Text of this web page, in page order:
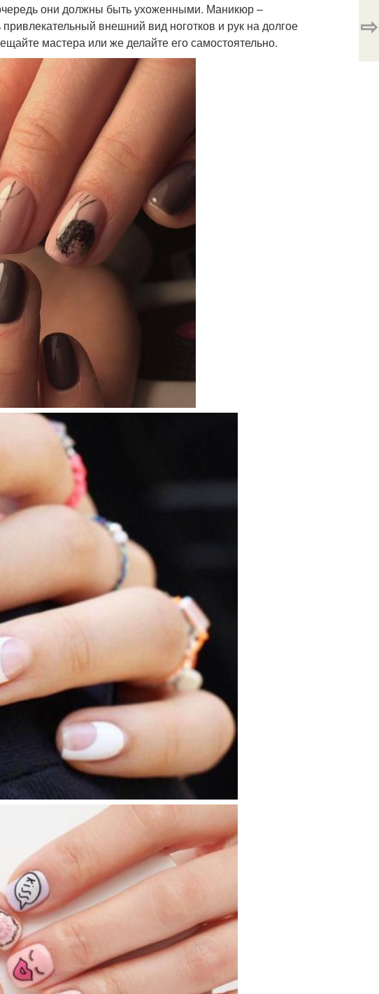
они должны быть ухоженными. Маникюр –
внешний вид ноготков и рук на долгое
мастера или же делайте его самостоятельно.
⇨